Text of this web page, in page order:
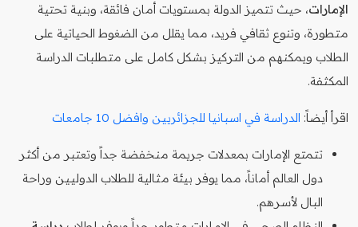
الإمارات، حيث تتميز الدولة بمستويات أمان فائقة، وبنية تحتية
متطورة، وتنوع ثقافي فريد، مما يقلل من الضغوط الحياتية على
الطلاب ويمكنهم من التركيز بشكل كامل على متطلبات الدراسة
المكثفة.
اقرأ أيضاً: الدراسة في اسبانيا للجزائريين وافضل 10 جامعات
تتمتع الإمارات بمعدلات جريمة منخفضة جداً وتعتبر من أكثر
دول العالم أماناً، مما يوفر بيئة مثالية للطلاب الدوليين وراحة
البال لأسرهم.